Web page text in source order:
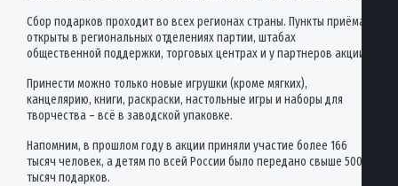
Сбор подарков проходит во всех регионах страны. Пункты приёма
открыты в региональных отделениях партии, штабах
общественной поддержки, торговых центрах и у партнеров акции.
Принести можно только новые игрушки (кроме мягких),
канцелярию, книги, раскраски, настольные игры и наборы для
творчества – всё в заводской упаковке.
Напомним, в прошлом году в акции приняли участие более 166
тысяч человек, а детям по всей России было передано свыше 500
тысяч подарков.